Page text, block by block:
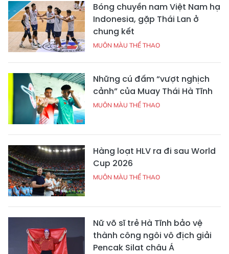
Bóng chuyền nam Việt Nam hạ
Indonesia, gặp Thái Lan ở
chung kết
MUÔN MÀU THỂ THAO
Những cú đấm “vượt nghịch
cảnh” của Muay Thái Hà Tĩnh
MUÔN MÀU THỂ THAO
Hàng loạt HLV ra đi sau World
Cup 2026
MUÔN MÀU THỂ THAO
Nữ võ sĩ trẻ Hà Tĩnh bảo vệ
thành công ngôi vô địch giải
Pencak Silat châu Á